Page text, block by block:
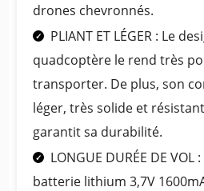
drones chevronnés.
PLIANT ET LÉGER : Le
quadcoptère le rend très
transporter. De plus, son
léger, très solide et
garantit sa durabilité.
LONGUE DURÉE DE
batterie lithium 3,7V